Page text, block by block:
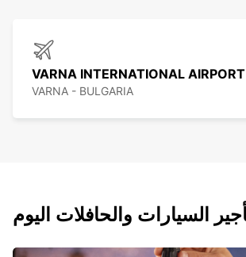
VARNA INTERNATIONAL AIRPORT
VARNA - BULGARIA